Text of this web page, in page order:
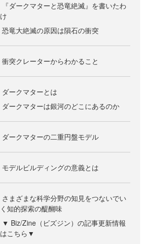
『ダークマターと恐竜絶滅』を書いたわ
け
恐竜大絶滅の原因は隕石の衝突
衝突クレーターからわかること
ダークマターとは
ダークマターは銀河のどこにあるのか
ダークマターの二重円盤モデル
モデルビルディングの意義とは
さまざまな科学分野の知見をつないでい
く知的探索の醍醐味
▼ Biz/Zine（ビズジン）の記事更新情報
はこちら▼